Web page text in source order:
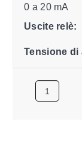
0 a 20 mA
Uscite relè:
Tensione di